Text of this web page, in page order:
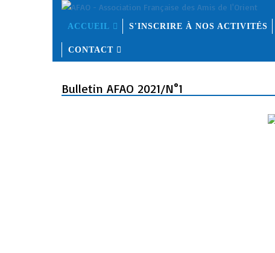
ACCUEIL S'INSCRIRE À NOS ACTIVITÉS
CONTACT
Bulletin AFAO 2021/N°1